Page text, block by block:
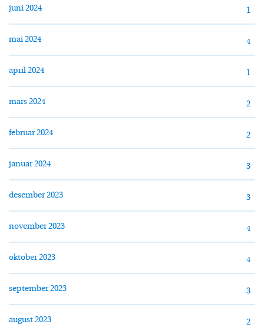
juni 2024 1
mai 2024 4
april 2024 1
mars 2024 2
februar 2024 2
januar 2024 3
desember 2023 3
november 2023 4
oktober 2023 4
september 2023 3
august 2023 2